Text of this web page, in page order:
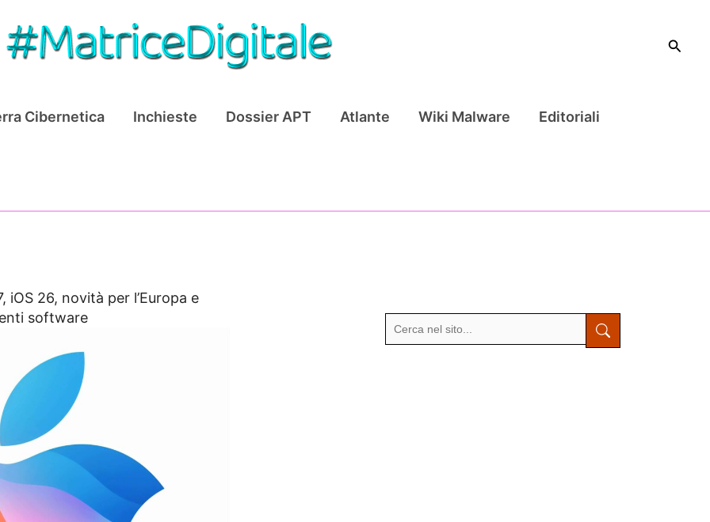
Cerca
Cibernetica Inchieste Dossier APT Atlante Wiki Malware Editoriali
iOS 26, novità per l’Europa e
software